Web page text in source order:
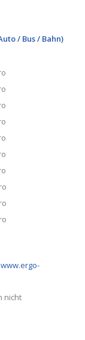
/ Bus / Bahn)
www.ergo-
nicht